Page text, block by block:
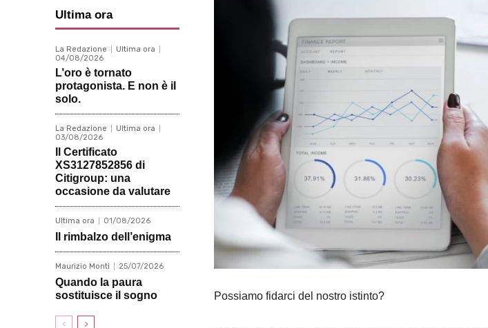
Ultima ora
La Redazione
Ultima ora
04/08/2026
L’oro è tornato
protagonista. E non è il
solo.
La Redazione
Ultima ora
03/08/2026
Il Certificato
XS3127852856 di
Citigroup: una
occasione da valutare
Ultima ora 01/08/2026
Il rimbalzo dell’enigma
Maurizio Monti 25/07/2026
Quando la paura
sostituisce il sogno
Possiamo fidarci del nostro istinto?